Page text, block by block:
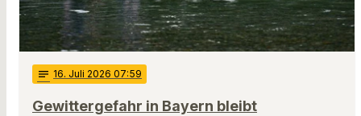
notes 16. Juli 2026 07:59
Gewittergefahr in Bayern bleibt